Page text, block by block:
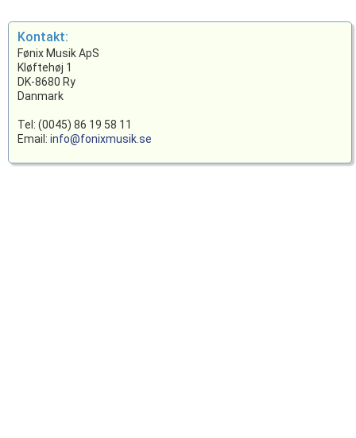
Kontakt:
Fønix Musik ApS
Kløftehøj 1
DK-8680 Ry
Danmark
Tel: (0045) 86 19 58 11
Email: info@fonixmusik.se